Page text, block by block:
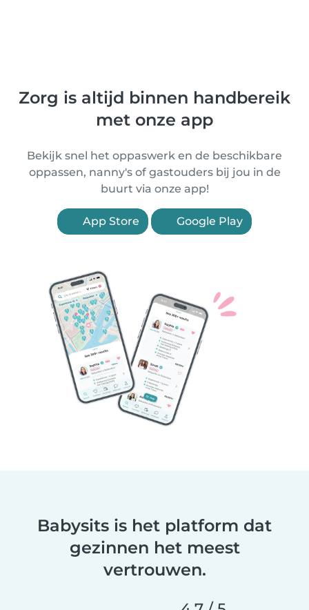
Zorg is altijd binnen handbereik
met onze app
Bekijk snel het oppaswerk en de beschikbare
oppassen, nanny's of gastouders bij jou in de
buurt via onze app!
App Store Google Play
Babysits is het platform dat
gezinnen het meest
vertrouwen.